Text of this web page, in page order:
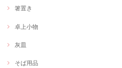
箸置き
卓上小物
灰皿
そば用品